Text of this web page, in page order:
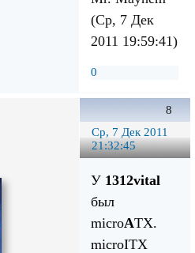
(Ср, 7 Дек
2011 19:59:41)
0
8
Ср, 7 Дек 2011
21:32:45
У 1312vital
был
microATX.
microITX